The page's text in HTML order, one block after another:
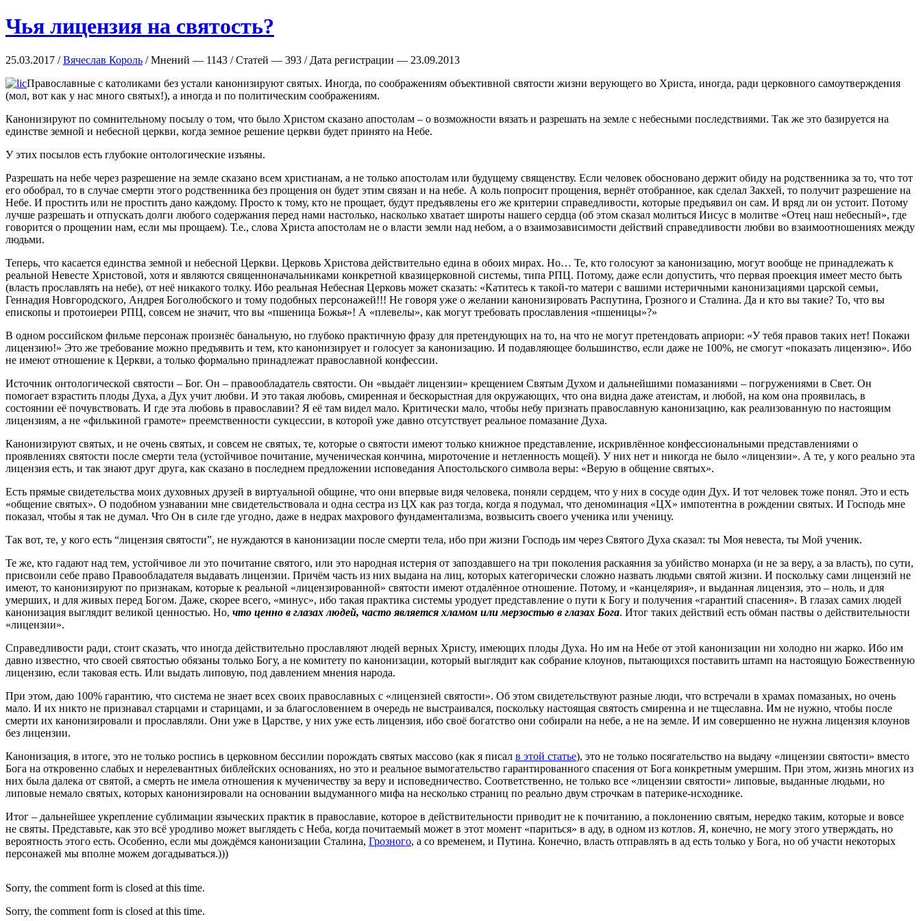
Чья лицензия на святость?
25.03.2017 /Вячеслав Король / Мнений — 1143 / Статей — 393 / Дата регистрации — 23.09.2013
Православные с католиками без устали канонизируют святых. Иногда, по соображениям объективной святости жизни верующего во Христа, иногда, ради церковного самоутверждения
(мол, вот как у нас много святых!), а иногда и по политическим соображениям.
Канонизируют по сомнительному посылу о том, что было Христом сказано апостолам – о возможности вязать и разрешать на земле с небесными последствиями. Так же это базируется на
единстве земной и небесной церкви, когда земное решение церкви будет принято на Небе.
У этих посылов есть глубокие онтологические изъяны.
Разрешать на небе через разрешение на земле сказано всем христианам, а не только апостолам или будущему священству. Если человек обосновано держит обиду на родственника за то, что тот
его обобрал, то в случае смерти этого родственника без прощения он будет этим связан и на небе. А коль попросит прощения, вернёт отобранное, как сделал Закхей, то получит разрешение на
Небе. И простить или не простить дано каждому. Просто к тому, кто не прощает, будут предъявлены его же критерии справедливости, которые предъявил он сам. И вряд ли он устоит. Потому
лучше разрешать и отпускать долги любого содержания перед нами настолько, насколько хватает широты нашего сердца (об этом сказал молиться Иисус в молитве «Отец наш небесный», где
говорится о прощении нам, если мы прощаем). Т.е., слова Христа апостолам не о власти земли над небом, а о взаимозависимости действий справедливости любви во взаимоотношениях между
людьми.
Теперь, что касается единства земной и небесной Церкви. Церковь Христова действительно едина в обоих мирах. Но… Те, кто голосуют за канонизацию, могут вообще не принадлежать к
реальной Невесте Христовой, хотя и являются священноначальниками конкретной квазицерковной системы, типа РПЦ. Потому, даже если допустить, что первая проекция имеет место быть
(власть прославлять на небе), от неё никакого толку. Ибо реальная Небесная Церковь может сказать: «Катитесь к такой-то матери с вашими истеричными канонизациями царской семьи,
Геннадия Новгородского, Андрея Боголюбского и тому подобных персонажей!!! Не говоря уже о желании канонизировать Распутина, Грозного и Сталина. Да и кто вы такие? То, что вы
епископы и протоиереи РПЦ, совсем не значит, что вы «пшеница Божья»! А «плевелы», как могут требовать прославления «пшеницы»?»
В одном российском фильме персонаж произнёс банальную, но глубоко практичную фразу для претендующих на то, на что не могут претендовать априори: «У тебя правов таких нет! Покажи
лицензию!» Это же требование можно предъявить и тем, кто канонизирует и голосует за канонизацию. И подавляющее большинство, если даже не 100%, не смогут «показать лицензию». Ибо
не имеют отношение к Церкви, а только формально принадлежат православной конфессии.
Источник онтологической святости – Бог. Он – правообладатель святости. Он «выдаёт лицензии» крещением Святым Духом и дальнейшими помазаниями – погружениями в Свет. Он
помогает взрастить плоды Духа, а Дух учит любви. И это такая любовь, смиренная и бескорыстная для окружающих, что она видна даже атеистам, и любой, на ком она проявилась, в
состоянии её почувствовать. И где эта любовь в православии? Я её там видел мало. Критически мало, чтобы небу признать православную канонизацию, как реализованную по настоящим
лицензиям, а не «филькиной грамоте» преемственности сукцессии, в которой уже давно отсутствует реальное помазание Духа.
Канонизируют святых, и не очень святых, и совсем не святых, те, которые о святости имеют только книжное представление, искривлённое конфессиональными представлениями о
проявлениях святости после смерти тела (устойчивое почитание, мученическая кончина, мироточение и нетленность мощей). У них нет и никогда не было «лицензии». А те, у кого реально эта
лицензия есть, и так знают друг друга, как сказано в последнем предложении исповедания Апостольского символа веры: «Верую в общение святых».
Есть прямые свидетельства моих духовных друзей в виртуальной общине, что они впервые видя человека, поняли сердцем, что у них в сосуде один Дух. И тот человек тоже понял. Это и есть
«общение святых». О подобном узнавании мне свидетельствовала и одна сестра из ЦХ как раз тогда, когда я подумал, что деноминация «ЦХ» импотентна в рождении святых. И Господь мне
показал, чтобы я так не думал. Что Он в силе где угодно, даже в недрах махрового фундаментализма, возвысить своего ученика или ученицу.
Так вот, те, у кого есть “лицензия святости”, не нуждаются в канонизации после смерти тела, ибо при жизни Господь им через Святого Духа сказал: ты Моя невеста, ты Мой ученик.
Те же, кто гадают над тем, устойчивое ли это почитание святого, или это народная истерия от запоздавшего на три поколения раскаяния за убийство монарха (и не за веру, а за власть), по сути,
присвоили себе право Правообладателя выдавать лицензии. Причём часть из них выдана на лиц, которых категорически сложно назвать людьми святой жизни. И поскольку сами лицензий не
имеют, то канонизируют по признакам, которые к реальной «лицензированной» святости имеют отдалённое отношение. Потому, и «канцелярия», и выданная лицензия, это – ноль, и для
умерших, и для живых перед Богом. Даже, скорее всего, «минус», ибо такая практика системы уродует представление о пути к Богу и получения «гарантий спасения». В глазах самих людей
канонизация выглядит великой ценностью. Но, что ценно в глазах людей, часто является хламом или мерзостью в глазах Бога. Итог таких действий есть обман паствы о действительности
«лицензии».
Справедливости ради, стоит сказать, что иногда действительно прославляют людей верных Христу, имеющих плоды Духа. Но им на Небе от этой канонизации ни холодно ни жарко. Ибо им
давно известно, что своей святостью обязаны только Богу, а не комитету по канонизации, который выглядит как собрание клоунов, пытающихся поставить штамп на настоящую Божественную
лицензию, если таковая есть. Или выдать липовую, под давлением мнения народа.
При этом, даю 100% гарантию, что система не знает всех своих православных с «лицензией святости». Об этом свидетельствуют разные люди, что встречали в храмах помазаных, но очень
мало. И их никто не признавал старцами и старицами, и за благословением в очередь не выстраивался, поскольку настоящая святость смиренна и не тщеславна. Им не нужно, чтобы после
смерти их канонизировали и прославляли. Они уже в Царстве, у них уже есть лицензия, ибо своё богатство они собирали на небе, а не на земле. И им совершенно не нужна лицензия клоунов
без лицензии.
Канонизация, в итоге, это не только роспись в церковном бессилии порождать святых массово (как я писал в этой статье), это не только посягательство на выдачу «лицензии святости» вместо
Бога на откровенно слабых и нерелевантных библейских основаниях, но это и реальное вымогательство гарантированного спасения от Бога конкретным умершим. При этом, жизнь многих из
них была далека от святой, а смерть не имела отношения к мученичеству за веру и исповедничество. Соответственно, не только все «лицензии святости» липовые, выданные людьми, но
липовые немало святых, которых канонизировали на основании выдуманного мифа на несколько страниц по реально двум строчкам в патерике-исходнике.
Итог – дальнейшее укрепление сублимации языческих практик в православие, которое в действительности приводит не к почитанию, а поклонению святым, нередко таким, которые и вовсе
не святы. Представьте, как это всё уродливо может выглядеть с Неба, когда почитаемый может в этот момент «париться» в аду, в одном из котлов. Я, конечно, не могу этого утверждать, но
вероятность этого есть. Особенно, если мы дождёмся канонизации Сталина, Грозного, а со временем, и Путина. Конечно, власть отправлять в ад есть только у Бога, но об участи некоторых
персонажей мы вполне можем догадываться.)))
Sorry, the comment form is closed at this time.
Sorry, the comment form is closed at this time.